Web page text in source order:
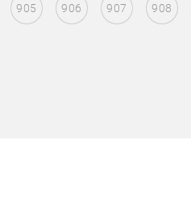
905 906 907 908